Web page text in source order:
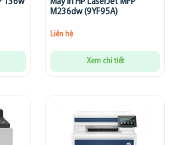
136w
Máy in HP LaserJet MFP
M236dw (9YF95A)
Liên hệ
Xem chi tiết